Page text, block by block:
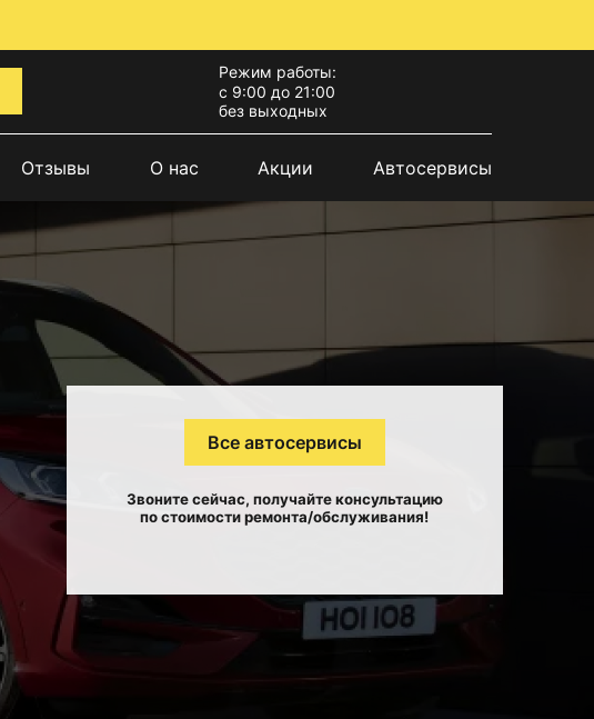
Режим работы:
с 9:00 до 21:00
без выходных
Отзывы О нас Акции Автосервисы
Все автосервисы
Звоните сейчас, получайте консультацию
по стоимости ремонта/обслуживания!